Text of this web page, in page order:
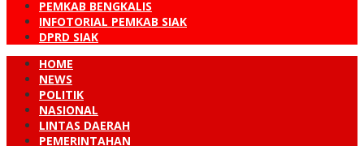
PEMKAB BENGKALIS
INFOTORIAL PEMKAB SIAK
DPRD SIAK
HOME
NEWS
POLITIK
NASIONAL
LINTAS DAERAH
PEMERINTAHAN